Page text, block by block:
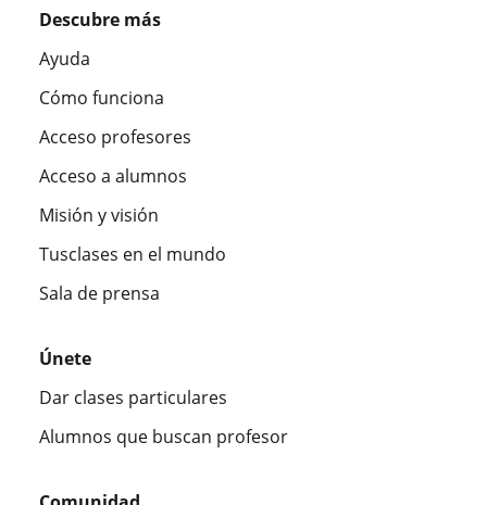
Descubre más
Ayuda
Cómo funciona
Acceso profesores
Acceso a alumnos
Misión y visión
Tusclases en el mundo
Sala de prensa
Únete
Dar clases particulares
Alumnos que buscan profesor